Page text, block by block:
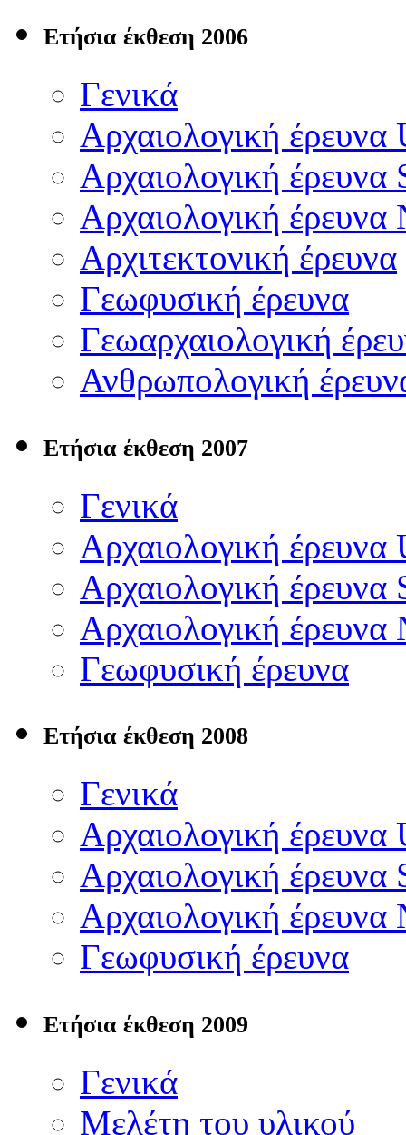
Ετήσια έκθεση 2006
Γενικά
Αρχαιολογική έρευνα
Αρχαιολογική έρευνα
Αρχαιολογική έρευνα
Αρχιτεκτονική έρευνα
Γεωφυσική έρευνα
Γεωαρχαιολογική
Ανθρωπολογική
Ετήσια έκθεση 2007
Γενικά
Αρχαιολογική έρευνα
Αρχαιολογική έρευνα
Αρχαιολογική έρευνα
Γεωφυσική έρευνα
Ετήσια έκθεση 2008
Γενικά
Αρχαιολογική έρευνα
Αρχαιολογική έρευνα
Αρχαιολογική έρευνα
Γεωφυσική έρευνα
Ετήσια έκθεση 2009
Γενικά
Μελέτη του υλικού